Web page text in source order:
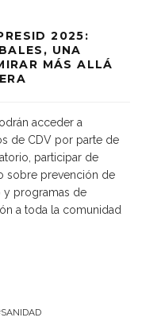
2025:
UNA
MÁS ALLÁ
acceder a
de CDV por parte de
participar de
sobre prevención de
y programas de
a toda la comunidad
SANIDAD